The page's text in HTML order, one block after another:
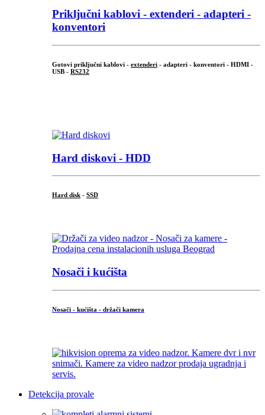
Priključni kablovi - extenderi - adapteri -
konventori
Gotovi priključni kablovi - extenderi - adapteri - konventori - HDMI -
USB - RS232
Hard diskovi - HDD
Hard disk - SSD
Nosači i kućišta
Nosači - kućišta - držači kamera
Detekcija provale